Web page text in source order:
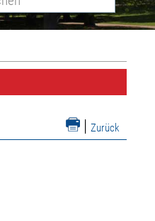
| Zurück